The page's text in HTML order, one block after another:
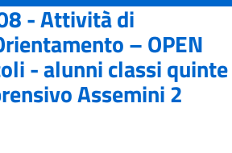
- Attività di
– OPEN
- alunni classi quinte
Assemini 2